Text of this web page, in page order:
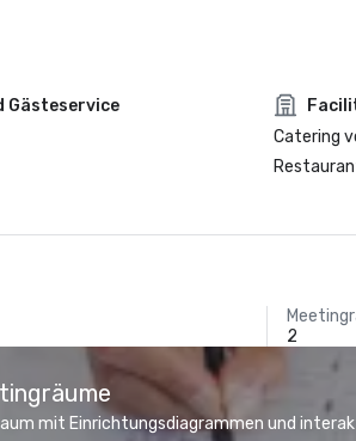
Gästeservice
Catering
2
mit Einrichtungsdiagrammen und